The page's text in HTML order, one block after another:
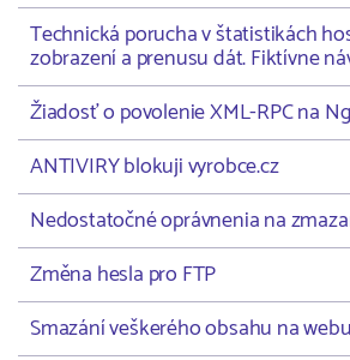
Technická porucha v štatistikách
zobrazení a prenusu dát. Fiktívne
Žiadosť o povolenie XML-RPC na
ANTIVIRY blokuji vyrobce.cz
Nedostatočné oprávnenia na
Změna hesla pro FTP
Smazání veškerého obsahu na webu